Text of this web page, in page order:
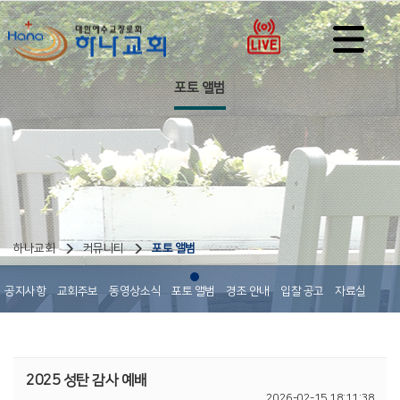
포토 앨범
하나교회 커뮤니티 포토 앨범
공지사항 교회주보 동영상소식 포토 앨범 경조 안내 입찰 공고 자료실
2025 성탄 감사 예배